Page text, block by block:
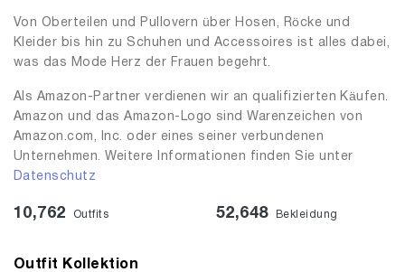
Von Oberteilen und Pullovern über Hosen, Röcke und
Kleider bis hin zu Schuhen und Accessoires ist alles dabei,
was das Mode Herz der Frauen begehrt.
Als Amazon-Partner verdienen wir an qualifizierten Käufen.
Amazon und das Amazon-Logo sind Warenzeichen von
Amazon.com, Inc. oder eines seiner verbundenen
Unternehmen. Weitere Informationen finden Sie unter
Datenschutz
10,762 Outfits 52,648 Bekleidung
Outfit Kollektion